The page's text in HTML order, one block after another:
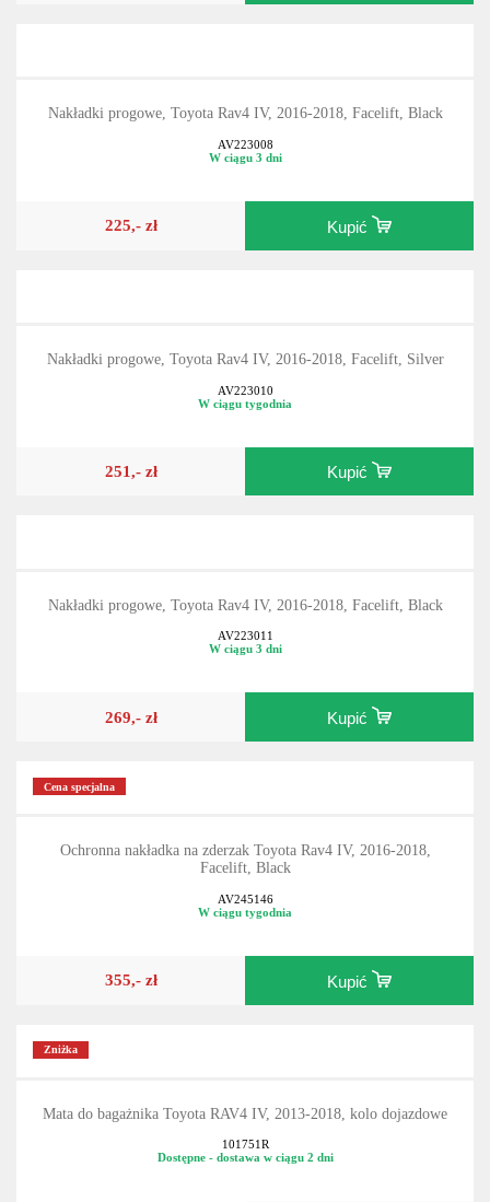
Nakładki progowe, Toyota Rav4 IV, 2016-2018, Facelift, Black
AV223008
W ciągu 3 dni
225,- zł Kupić
Nakładki progowe, Toyota Rav4 IV, 2016-2018, Facelift, Silver
AV223010
W ciągu tygodnia
251,- zł Kupić
Nakładki progowe, Toyota Rav4 IV, 2016-2018, Facelift, Black
AV223011
W ciągu 3 dni
269,- zł Kupić
Cena specjalna
Ochronna nakładka na zderzak Toyota Rav4 IV, 2016-2018,
Facelift, Black
AV245146
W ciągu tygodnia
355,- zł Kupić
Zniżka
Mata do bagażnika Toyota RAV4 IV, 2013-2018, kolo dojazdowe
101751R
Dostępne - dostawa w ciągu 2 dni